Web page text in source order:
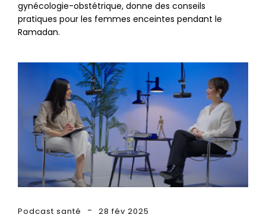
gynécologie-obstétrique, donne des conseils
pratiques pour les femmes enceintes pendant le
Ramadan.
Podcast santé 28 fév 2025